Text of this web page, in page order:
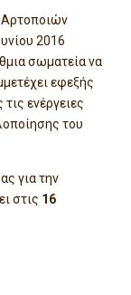
Αρτοποιών
2016
σωματεία να
εφεξής
ενέργειες
του
για την
στις 16